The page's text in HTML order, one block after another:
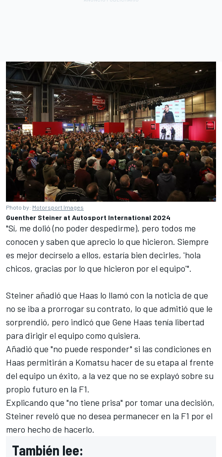
Photo by: Motorsport Images
Guenther Steiner at Autosport International 2024
"Sí, me dolió (no poder despedirme), pero todos me
conocen y saben que aprecio lo que hicieron. Siempre
es mejor decírselo a ellos, estaría bien decirles, 'hola
chicos, gracias por lo que hicieron por el equipo'".
Steiner añadió que Haas lo llamó con la noticia de que
no se iba a prorrogar su contrato, lo que admitió que le
sorprendió, pero indicó que Gene Haas tenía libertad
para dirigir el equipo como quisiera.
Añadió que "no puede responder" si las condiciones en
Haas permitirán a Komatsu hacer de su etapa al frente
del equipo un éxito, a la vez que no se explayó sobre su
propio futuro en la F1.
Explicando que "no tiene prisa" por tomar una decisión,
Steiner reveló que no desea permanecer en la F1 por el
mero hecho de hacerlo.
También lee: